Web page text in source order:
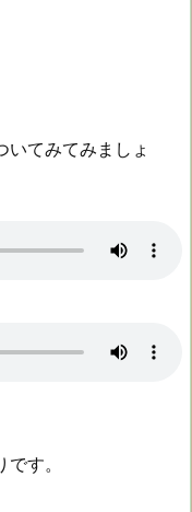
いてみてみましょ
す。